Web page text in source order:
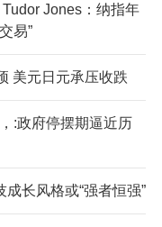
Jones：纳指年
易”
美元日元承压收跌
:政府停摆期逼近历
长风格或“强者恒强”